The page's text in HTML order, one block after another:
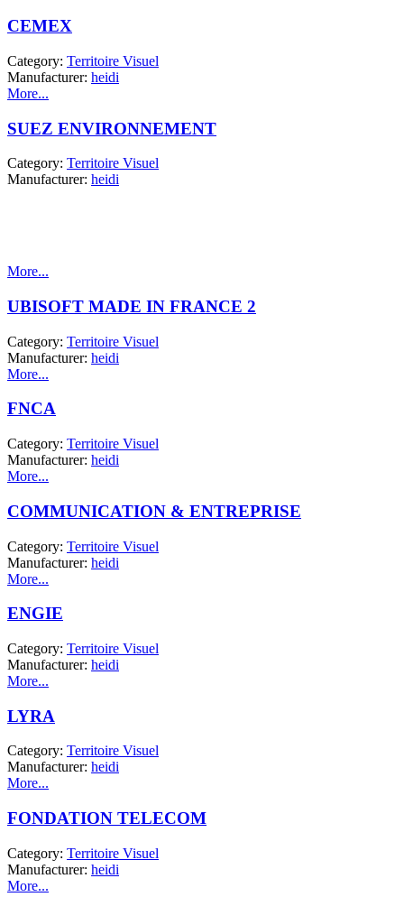
CEMEX
Category: Territoire Visuel
Manufacturer: heidi
More...
SUEZ ENVIRONNEMENT
Category: Territoire Visuel
Manufacturer: heidi
More...
UBISOFT MADE IN FRANCE 2
Category: Territoire Visuel
Manufacturer: heidi
More...
FNCA
Category: Territoire Visuel
Manufacturer: heidi
More...
COMMUNICATION & ENTREPRISE
Category: Territoire Visuel
Manufacturer: heidi
More...
ENGIE
Category: Territoire Visuel
Manufacturer: heidi
More...
LYRA
Category: Territoire Visuel
Manufacturer: heidi
More...
FONDATION TELECOM
Category: Territoire Visuel
Manufacturer: heidi
More...